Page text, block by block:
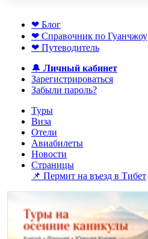
❤ Блог
❤ Справочник по Гуанчжоу
❤ Путеводитель
🔔 Личный кабинет
Зарегистрироваться
Забыли пароль?
Туры
Виза
Отели
Авиабилеты
Новости
Страницы
📌 Пермит на въезд в Тибет